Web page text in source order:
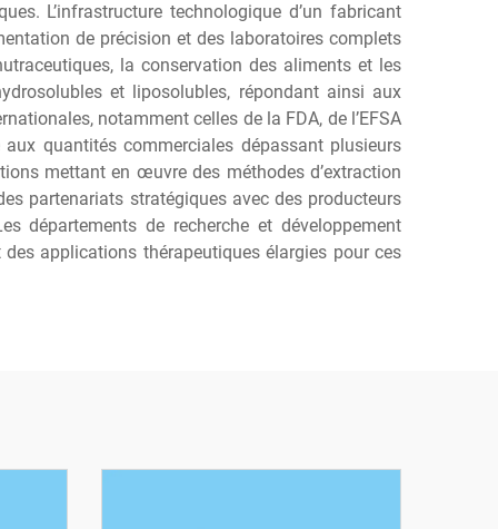
L’infrastructure technologique d’un fabricant
de précision et des laboratoires complets
la conservation des aliments et les
et liposolubles, répondant ainsi aux
notamment celles de la FDA, de l’EFSA
quantités commerciales dépassant plusieurs
mettant en œuvre des méthodes d’extraction
partenariats stratégiques avec des producteurs
départements de recherche et développement
applications thérapeutiques élargies pour ces